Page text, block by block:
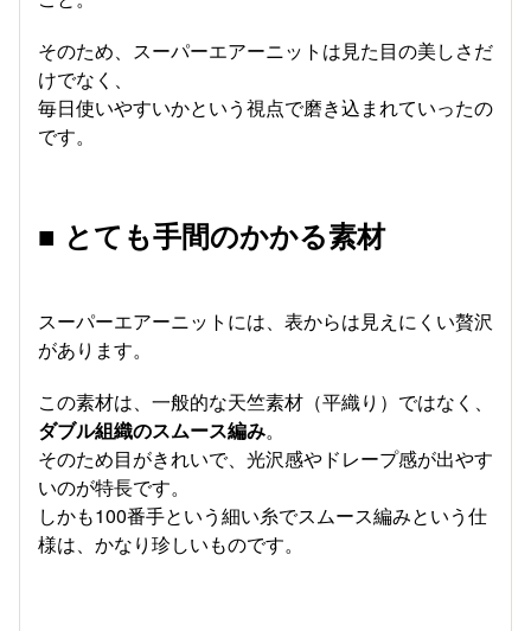
そのため、スーパーエアーニットは見た目の美しさだ
けでなく、
毎日使いやすいかという視点で磨き込まれていったの
です。
■ とても手間のかかる素材
スーパーエアーニットには、表からは見えにくい贅沢
があります。
この素材は、一般的な天竺素材（平織り）ではなく、
ダブル組織のスムース編み。
そのため目がきれいで、光沢感やドレープ感が出やす
いのが特長です。
しかも100番手という細い糸でスムース編みという仕
様は、かなり珍しいものです。